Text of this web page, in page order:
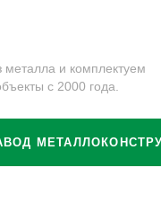
металла и комплектуем
с 2000 года.